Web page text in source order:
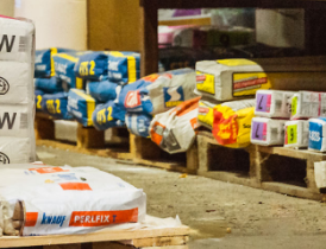
Informacje
Spójna Zastawa A
Wrażenie Kompletnej
9 czerwca, 2026